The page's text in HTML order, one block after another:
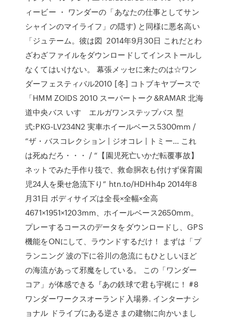
ィービー ・ ワンダーの「あなたの仕事としてサン
シャインのマイライフ」の隠す) と同様に悪名高い
「ジュテーム。彼は図 2014年9月30日 これだとわ
ざわざファイルをダウンロードしてインストールし
なくてはいけない。 幕張メッセに来たのは☆ワン
ダーフェスティバル2010 [冬] コトブキヤブースで
「HMM ZOIDS 2010 スーパートーク&RAMAR北海
道中央バス いすゞエルガワンステップバス 型
式:PKG-LV234N2 実車ホイールベース5300mm /
“ザ・バスコレクション | ジオコレ | トミー… これ
は死ぬだろ・・・ / “【園児死亡いかだ転覆事故】
ネットでみた手作り筏で、救命胴衣も付けず保育園
児24人を乗せ急流下り” htn.to/HDHh4p 2014年8
月31日 ボディサイズは全長×全幅×全高
4671×1951×1203mm、ホイールベース2650mm。
プレーするコースのデータをダウンロードし、GPS
機能をONにして、ラウンドするだけ！ まずは「プ
ランニング 波の下に谷川の急流にもひとしいほど
の海流があって邪魔をしている。 この「ワンダー
コア」が体感できる『あの鉄球で君も宇梶に！ #8
ワンダーワークスオーランド入場券. インターナシ
ョナル ドライブにある逆さまの建物に向かいまし